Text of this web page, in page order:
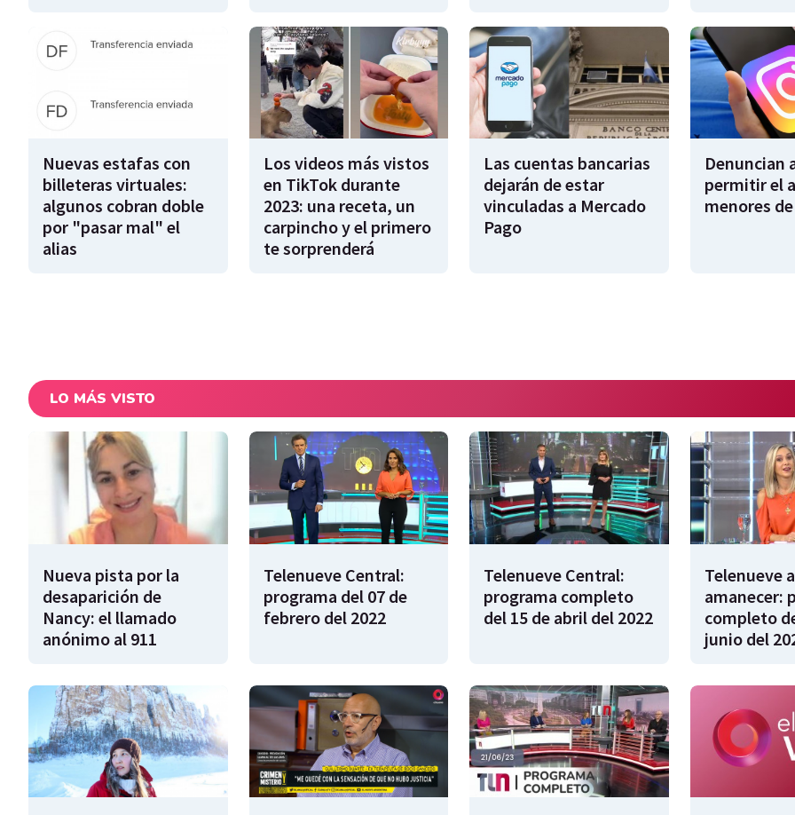
Nuevas estafas con
billeteras virtuales:
algunos cobran doble
por "pasar mal" el
alias
Los videos más vistos
en TikTok durante
2023: una receta, un
carpincho y el primero
te sorprenderá
Las cuentas bancarias
dejarán de estar
vinculadas a Mercado
Pago
Denuncian
permitir el
menores
LO MÁS VISTO
Nueva pista por la
desaparición de
Nancy: el llamado
anónimo al 911
Telenueve Central:
programa del 07 de
febrero del 2022
Telenueve Central:
programa completo
del 15 de abril del 2022
Telenueve
amanecer:
completo
junio del